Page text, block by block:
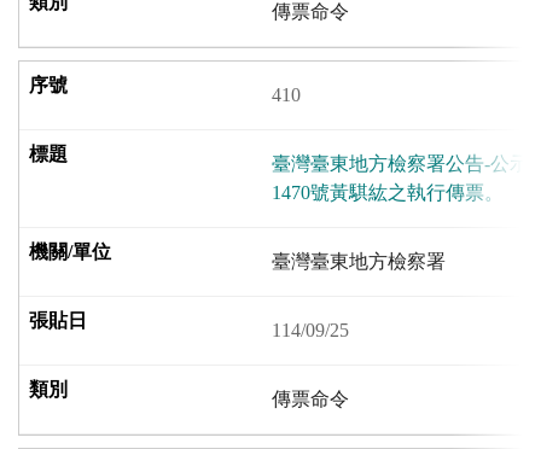
傳票命令
410
臺灣臺東地方檢察署公告-公示
1470號黃騏紘之執行傳票。
臺灣臺東地方檢察署
114/09/25
傳票命令